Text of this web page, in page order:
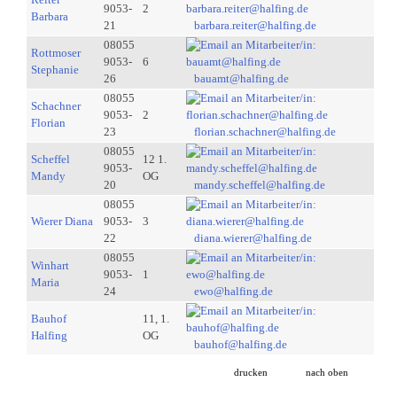
Barbara
9053-
21
2
barbara.reiter@halfing.de
Rottmoser
Stephanie
08055
9053-
26
6
bauamt@halfing.de
Schachner
Florian
08055
9053-
23
2
florian.schachner@halfing.de
Scheffel
Mandy
08055
9053-
20
12 1.
OG
mandy.scheffel@halfing.de
Wierer Diana
08055
9053-
22
3
diana.wierer@halfing.de
Winhart
Maria
08055
9053-
24
1
ewo@halfing.de
Bauhof
Halfing
11, 1.
OG
bauhof@halfing.de
drucken nach oben